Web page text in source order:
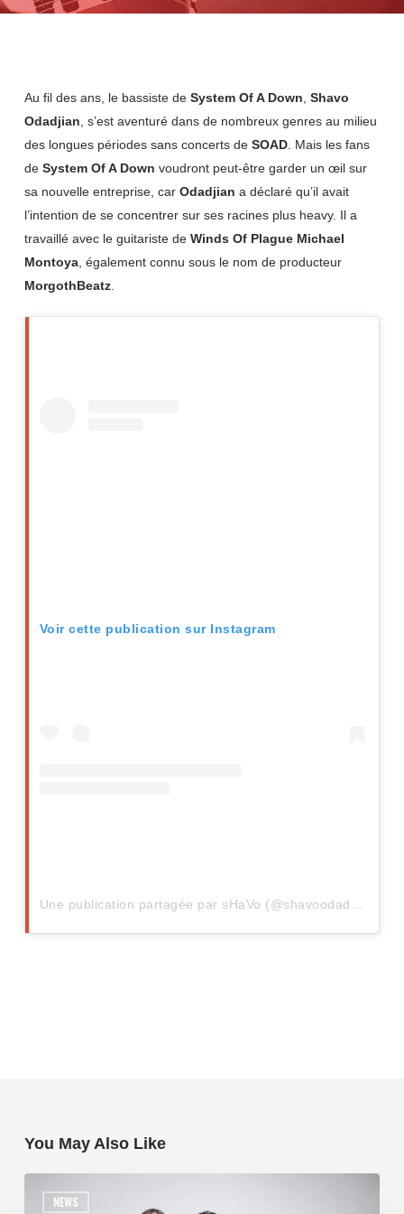
Au fil des ans, le bassiste de System Of A Down Shavo
Odadjian , s’est aventuré dans de nombreux genres au milieu
des longues périodes sans concerts de SOAD. Mais les fans
de System Of A Down voudront peut-être garder un œil sur
sa nouvelle entreprise, car Odadjian a déclaré qu’il avait
l’intention de se concentrer sur ses racines plus heavy. Il a
travaillé avec le guitariste de Winds Of Plague Michael
Montoya, également connu sous le nom de producteur
MorgothBeatz.
Voir cette publication sur Instagram
Une publication partagée par sHaVo (@shavoodadjian)
You May Also Like
NEWS